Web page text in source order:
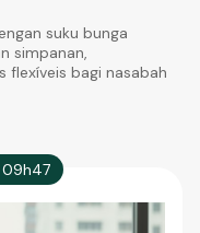
suku bunga
simpanan,
flexíveis bagi nasabah
09h47